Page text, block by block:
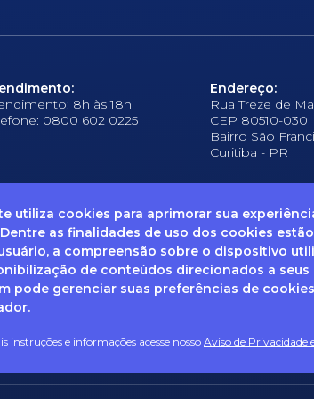
utiliza cookies para aprimorar sua
Dentre as finalidades de uso dos cookies
a compreensão sobre o dispositivo
de conteúdos direcionados a seus
pode gerenciar suas preferências de
instruções e informações acesse nosso Aviso de Privacidade
8h às 18h
0800 602 0225
Endereço:
Rua Treze de
CEP 80510-030
Bairro São
Curitiba - PR
Ouvidoria Canal de Denúncias Solicitação de
dúvidas sobre Privacidade de Dados e
dpo@fcopel.org.br